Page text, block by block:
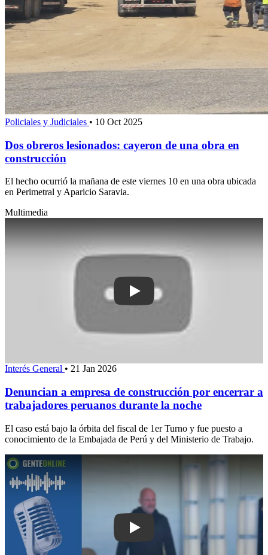
Policiales y Judiciales • 10 Oct 2025
Dos obreros lesionados: cayeron de una obra en
construcción
El hecho ocurrió la mañana de este viernes 10 en una obra ubicada
en Perimetral y Aparicio Saravia.
Multimedia
Play: Denuncian a empresa de
Interés General • 21 Jan 2026
Denuncian a empresa de construcción por encerrar a
trabajadores peruanos durante la noche
El caso está bajo la órbita del fiscal de 1er Turno y fue puesto a
conocimiento de la Embajada de Perú y del Ministerio de Trabajo.
Play: Cipriani: “Va a ser el mejor